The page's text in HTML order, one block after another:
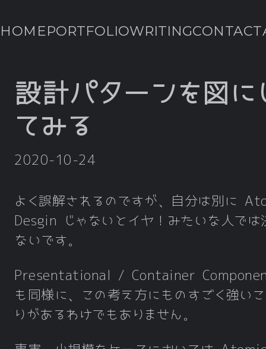
HOMEPORTFOLIOWRITINGCONTACT
設計パターンを図に
てみる
2020-10-24
よく誤解されるのですが、自分は別に
Desgin じゃないとイヤ！みたいな人では
ないです。
Presentational / Container
も同様に、この考え方にものすごく強い
りがあるわけでもありません。